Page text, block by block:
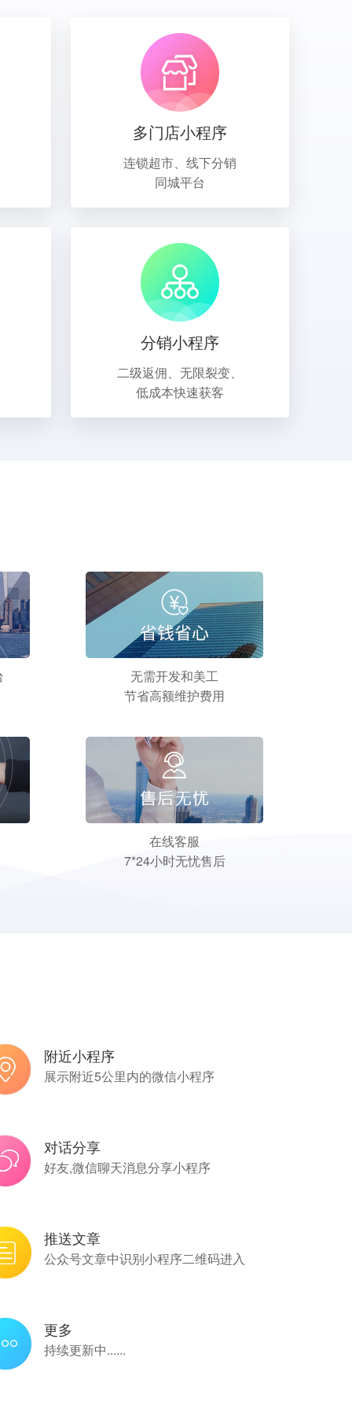
多门店小程序
连锁超市、线下分销
同城平台
分销小程序
二级返佣、无限裂变、
低成本快速获客
无需开发和美工
节省高额维护费用
在线客服
7*24小时无忧售后
附近小程序
展示附近5公里内的微信小程序
对话分享
好友,微信聊天消息分享小程序
推送文章
公众号文章中识别小程序二维码进入
更多
持续更新中......